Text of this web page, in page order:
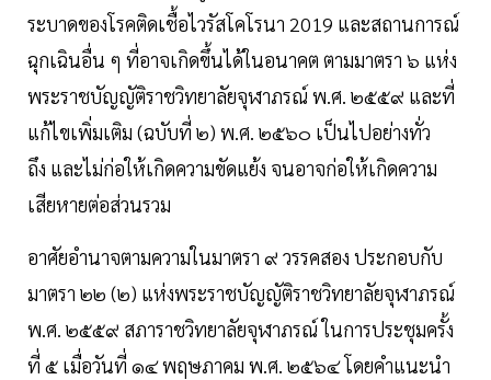
ระบาดของโรคติดเชื้อไวรัสโคโรนา 2019 และสถานการณ์
ฉุกเฉินอื่น ๆ ที่อาจเกิดขึ้นได้ในอนาคต ตามมาตรา ๖ แห่ง
พระราชบัญญัติราชวิทยาลัยจุฬาภรณ์ พ.ศ. ๒๕๕๙ และที่
แก้ไขเพิ่มเติม (ฉบับที่ ๒) พ.ศ. ๒๕๖๐ เป็นไปอย่างทั่ว
ถึง และไม่ก่อให้เกิดความขัดแย้ง จนอาจก่อให้เกิดความ
เสียหายต่อส่วนรวม
อาศัยอํานาจตามความในมาตรา ๙ วรรคสอง ประกอบกับ
มาตรา ๒๒ (๒) แห่งพระราชบัญญัติราชวิทยาลัยจุฬาภรณ์
พ.ศ. ๒๕๕๙ สภาราชวิทยาลัยจุฬาภรณ์ ในการประชุมครั้ง
ที่ ๕ เมื่อวันที่ ๑๔ พฤษภาคม พ.ศ. ๒๕๖๔ โดยคําแนะนํา